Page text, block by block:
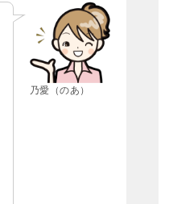
乃愛（のあ）